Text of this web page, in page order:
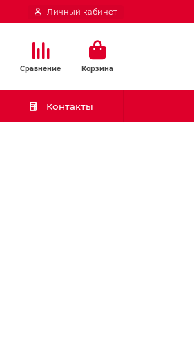
Личный кабинет
Сравнение Корзина
Контакты